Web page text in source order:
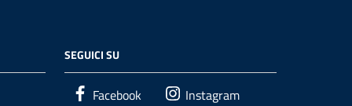
SEGUICI SU
Facebook
Instagram